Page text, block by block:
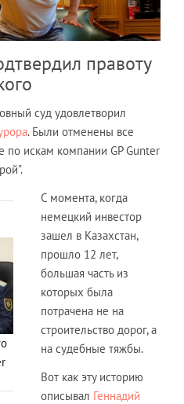
правоту
суд удовлетворил
. Были отменены все
искам компании GP Gunter
С момента, когда
немецкий инвестор
зашел в Казахстан,
прошло 12 лет,
большая часть из
которых была
потрачена не на
строительство дорог, а
на судебные тяжбы.
Вот как эту историю
описывал Геннадий